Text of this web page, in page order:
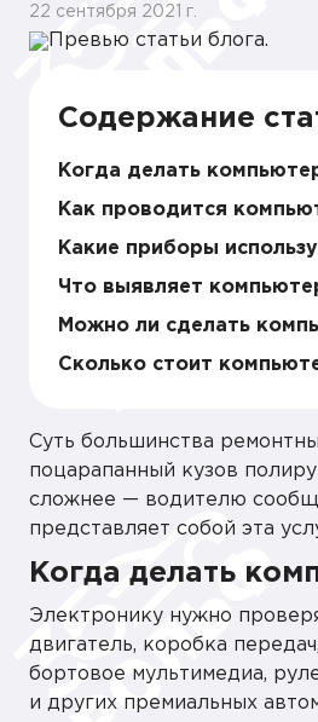
22 сентября 2021 г.
Содержание
Когда делать
Как проводится
Какие приборы
Что выявляет
Можно ли сделать
Сколько стоит
Суть большинства
поцарапанный кузов
сложнее — водителю
представляет собой эта
Когда делать
Электронику нужно
двигатель, коробка
бортовое мультимедиа,
и других премиальных